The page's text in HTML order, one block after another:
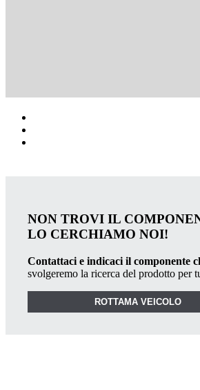
NON TROVI IL
LO CERCHIAMO NOI!
Contattaci e indicaci il componente
svolgeremo la ricerca del prodotto per
ROTTAMA VEICOLO